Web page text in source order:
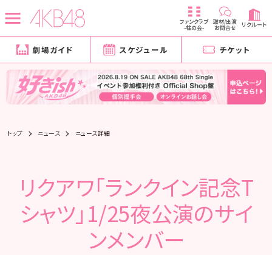
ファンクラブ
-柱の会-
取材/出演
お問合せ リクルート
劇場ガイド スケジュール チケット
トップ ニュース ニュース詳細
リクアワ「ランクイン記念T
シャツ」1/25夜公演のサイ
ンメンバー